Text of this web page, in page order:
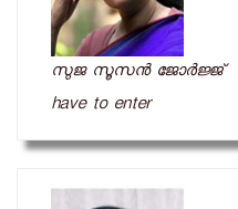
സുജ സൂസന്‍ ജോര്‍ജ്ജ്
have to enter